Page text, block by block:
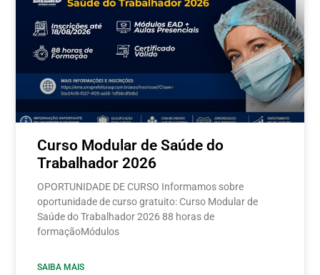
Curso Modular de Saúde do
Trabalhador 2026
OPORTUNIDADE DE CURSO Informamos sobre
oportunidade de curso gratuito: Curso Modular de
Saúde do Trabalhador 2026 88 horas de
formaçãoMódulos
SAIBA MAIS